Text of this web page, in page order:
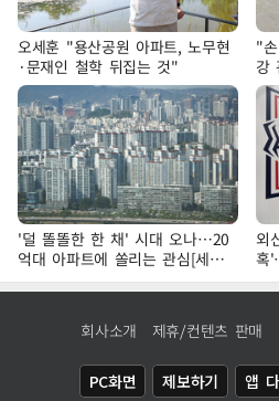
오세훈 "용산공원 아파트, 노무현
·문재인 철학 뒤집는 것"
"
강
'덜 똘똘한 한 채' 시대 오나…20
억대 아파트에 쏠리는 관심[세제
개편, 그 이후②]
외
혹
회사소개 제휴/컨텐츠 판매
PC화면 제보하기 앱